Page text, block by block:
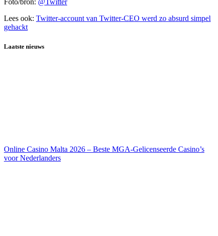
Foto/bron: @Twitter
Lees ook: Twitter-account van Twitter-CEO werd zo absurd simpel
gehackt
Laatste nieuws
Online Casino Malta 2026 – Beste MGA-Gelicenseerde Casino’s
voor Nederlanders